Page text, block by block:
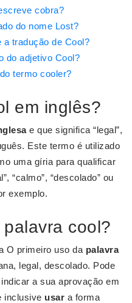
cobra?
do nome Lost?
a tradução de Cool?
do adjetivo Cool?
termo cooler?
em inglês?
e que significa “legal”,
Este termo é utilizado
uma gíria para qualificar
“calmo”, “descolado” ou
exemplo.
cool?
O primeiro uso da palavra
legal, descolado. Pode
a sua aprovação em
inclusive usar a forma